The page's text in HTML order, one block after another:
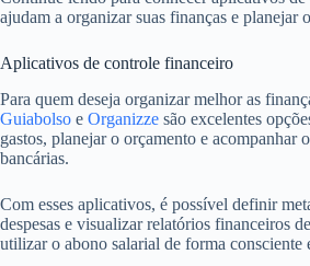
ajudam a organizar suas finanças e planejar
Aplicativos de controle financeiro
Para quem deseja organizar melhor as
Guiabolso e Organizze são excelentes
gastos, planejar o orçamento e acompanhar
bancárias.
Com esses aplicativos, é possível definir
despesas e visualizar relatórios financeiros
utilizar o abono salarial de forma consciente